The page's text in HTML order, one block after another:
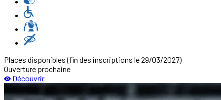
Places disponibles(fin des inscriptions le 29/03/2027)
Ouverture prochaine
Découvrir